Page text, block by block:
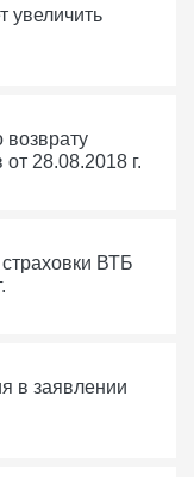
увеличить
возврату
28.08.2018 г.
ВТБ
в заявлении